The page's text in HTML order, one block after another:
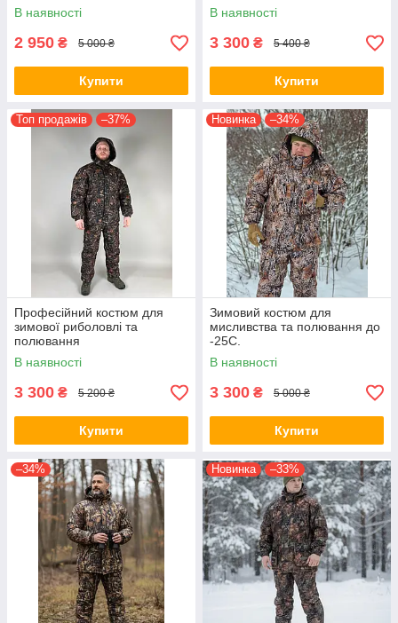
В наявності
2 950 ₴ 5 000 ₴
Купити
В наявності
3 300 ₴ 5 400 ₴
Купити
Топ продажів –37%
Професійний костюм для
зимової риболовлі та
полювання
В наявності
3 300 ₴ 5 200 ₴
Купити
Новинка –34%
Зимовий костюм для
мисливства та полювання до
-25С.
В наявності
3 300 ₴ 5 000 ₴
Купити
–34% Новинка –33%